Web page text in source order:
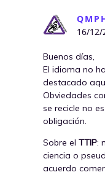
16/12/
Buenos días,
El idioma no
destacado
Obviedades
se recicle no
obligación.
Sobre el TTIP:
ciencia o
acuerdo